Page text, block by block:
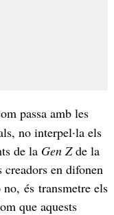
passa amb les
no interpel·la els
de la Gen Zde la
creadors en difonen
és transmetre els
que aquests